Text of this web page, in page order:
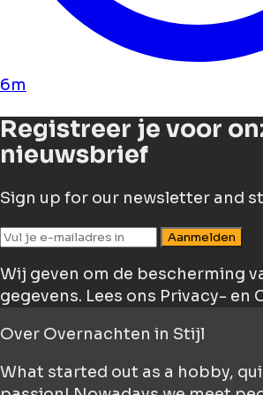
6m
Registreer je voor
nieuwsbrief
Sign up for our newsletter and
Aanmelden
Wij geven om de bescherming
gegevens. Lees ons Privacy- en
Over Overnachten in Stijl
What started out as a hobby,